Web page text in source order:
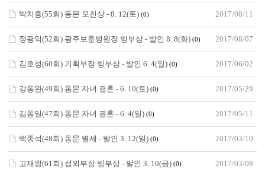
박치홍(55회) 동문 모친상 - 8. 12(토)(0) 2017/08/11
정광익(52회) 광주보훈병원장 빙부상 - 발인 8. 8(화)(0) 2017/08/07
김호성(60회) 기획부장 빙부상 - 발인 6. 4(일)(0) 2017/06/02
강동완(49회) 동문 자녀 결혼 - 6. 10(토)(0) 2017/05/29
김동일(47회) 동문 자녀 결혼 - 6. 4(일)(0) 2017/05/11
백종석(48회) 동문 별세 - 발인 3. 12(일)(0) 2017/03/10
고재왕(61회) 섭외부장 빙부상 - 발인 3. 10(금)(0) 2017/03/08